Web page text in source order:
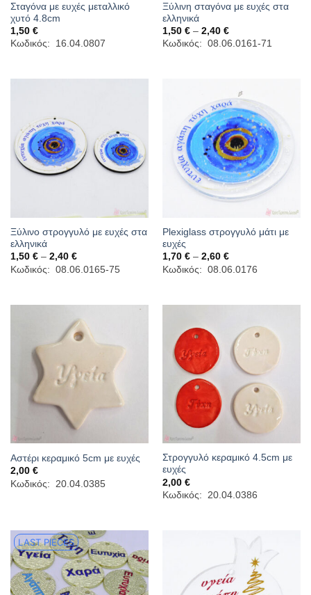
Σταγόνα με ευχές μεταλλικό
χυτό 4.8cm
1,50 €
Κωδικός: 16.04.0807
Ξύλινη σταγόνα με ευχές στα
ελληνικά
1,50 € – 2,40 €Price
range:
1,50 €
Κωδικός: 08.06.0161-71
Ξύλινο στρογγυλό με ευχές στα
ελληνικά
1,50 € – 2,40 €Price
range:
1,50 €
Κωδικός: 08.06.0165-75
Plexiglass στρογγυλό μάτι με
ευχές
1,70 € – 2,60 €Price
range:
1,70 €
Κωδικός: 08.06.0176
Αστέρι κεραμικό 5cm με ευχές
2,00 €
Κωδικός: 20.04.0385
Στρογγυλό κεραμικό 4.5cm με
ευχές
2,00 €
Κωδικός: 20.04.0386
LAST PIECES